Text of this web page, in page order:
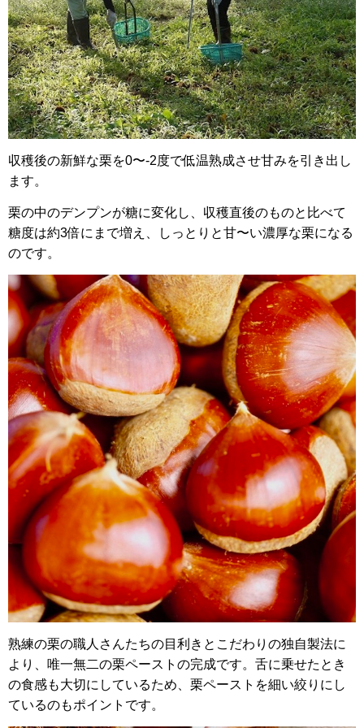
収穫後の新鮮な栗を0〜-2度で低温熟成させ甘みを引き出し
ます。
栗の中のデンプンが糖に変化し、収穫直後のものと比べて
糖度は約3倍にまで増え、しっとりと甘〜い濃厚な栗になる
のです。
熟練の栗の職人さんたちの目利きとこだわりの独自製法に
より、 唯一無二の栗ペーストの完成です。 舌に乗せたとき
の食感も大切にしているため、 栗ペーストを細い絞りにし
ているのもポイントです。